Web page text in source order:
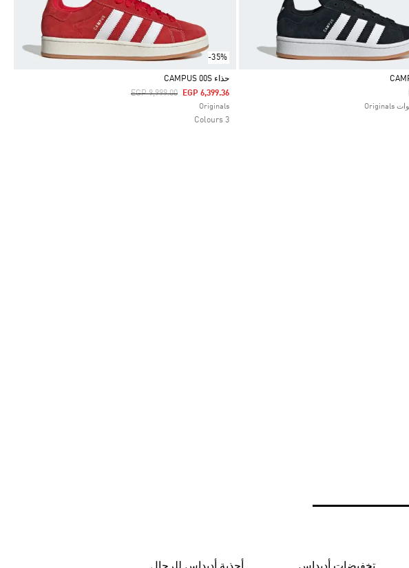
-35%
Selected
حذاء CAMPUS 00S
Price Reduced From
EGP 9,999.00ToEGP 6,399.36
Originals
3 Colours